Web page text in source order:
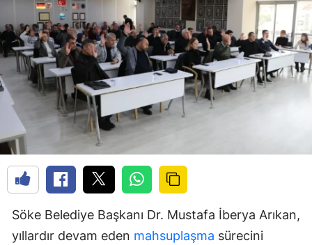
Söke Belediye Başkanı Dr. Mustafa İberya Arıkan,
yıllardır devam eden mahsuplaşma sürecini